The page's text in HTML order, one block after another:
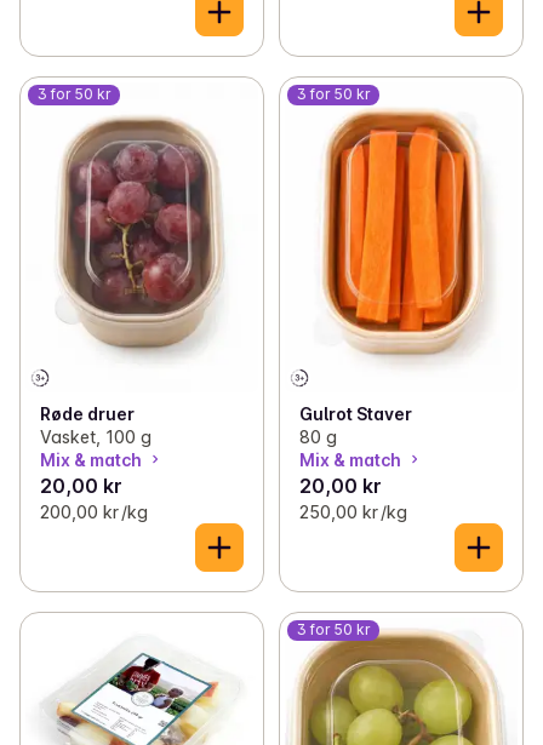
3 for 50 kr
Røde druer
Vasket, 100 g
Mix & match
20,00 kr
200,00 kr /kg
3 for 50 kr
Gulrot Staver
80 g
Mix & match
20,00 kr
250,00 kr /kg
3 for 50 kr